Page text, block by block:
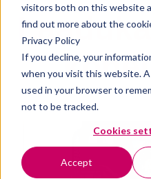
visitors both on this website
find out more about the
Privacy Policy
If you decline, your
when you visit this website.
used in your browser to
not to be tracked.
Cookies
Accept